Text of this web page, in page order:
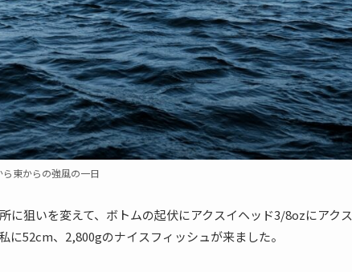
ら東からの強風の一日
に狙いを変えて、ボトムの起伏にアクスイヘッド3/8ozにアクス
52cm、2,800gのナイスフィッシュが来ました。